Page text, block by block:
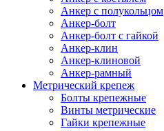
Анкер с полукольцом
Анкер-болт
Анкер-болт с гайкой
Анкер-клин
Анкер-клиновой
Анкер-рамный
Метрический крепеж
Болты крепежные
Винты метрические
Гайки крепежные